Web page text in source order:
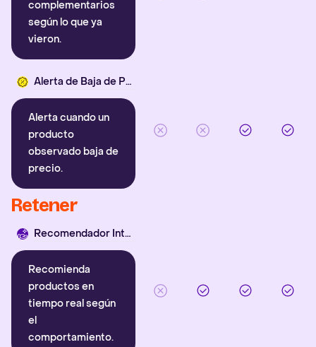
complementarios
según lo que ya
vieron.
Alerta de Baja de Precio
Alerta cuando un
producto
observado baja de
precio.
Retener
Recomendador Inteligente
Recomienda
productos en
tiempo real según
el
comportamiento.